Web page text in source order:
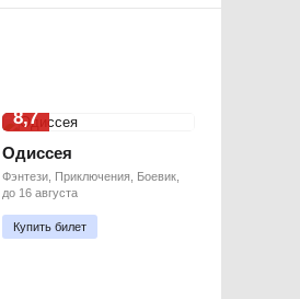
8,7
Одиссея
Фэнтези, Приключения, Боевик,
до 16 августа
Купить билет